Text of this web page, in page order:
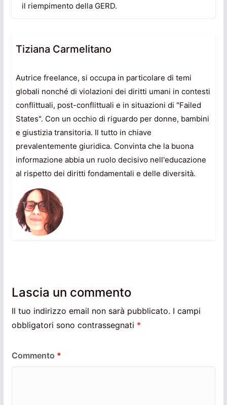
il riempimento della GERD.
Tiziana Carmelitano
Autrice freelance, si occupa in particolare di temi
globali nonché di violazioni dei diritti umani in contesti
conflittuali, post-conflittuali e in situazioni di "Failed
States". Con un occhio di riguardo per donne, bambini
e giustizia transitoria. Il tutto in chiave
prevalentemente giuridica. Convinta che la buona
informazione abbia un ruolo decisivo nell'educazione
al rispetto dei diritti fondamentali e delle diversità.
Lascia un commento
Il tuo indirizzo email non sarà pubblicato. I campi
obbligatori sono contrassegnati *
Commento *